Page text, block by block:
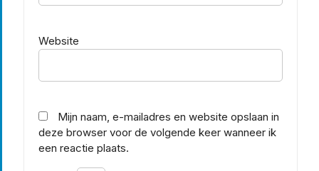
Website
Mijn naam, e-mailadres en website opslaan in
deze browser voor de volgende keer wanneer ik
een reactie plaats.